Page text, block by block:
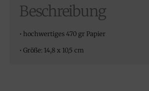
Beschreibung
• hochwertiges 470 gr Papier
• Größe: 14,8 x 10,5 cm